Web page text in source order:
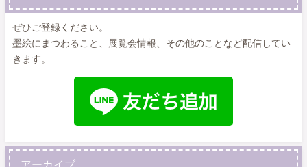
ぜひご登録ください。
墨絵にまつわること、展覧会情報、その他のことなど配信してい
きます。
アーカイブ